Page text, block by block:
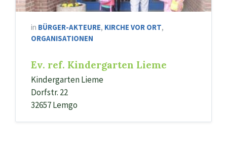
in BÜRGER-AKTEURE, KIRCHE VOR ORT,
ORGANISATIONEN
Ev. ref. Kindergarten Lieme
Kindergarten Lieme
Dorfstr. 22
32657 Lemgo